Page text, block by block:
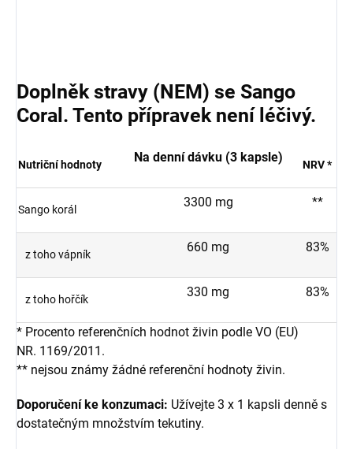
Doplněk stravy (NEM) se Sango
Coral. Tento přípravek není léčivý.
Nutriční hodnoty Na denní dávku (3 kapsle) NRV *
Sango korál 3300 mg **
z toho vápník 660 mg 83%
z toho hořčík 330 mg 83%
* Procento referenčních hodnot živin podle VO (EU)
NR. 1169/2011.
** nejsou známy žádné referenční hodnoty živin.
Doporučení ke konzumaci: Užívejte 3 x 1 kapsli denně s
dostatečným množstvím tekutiny.